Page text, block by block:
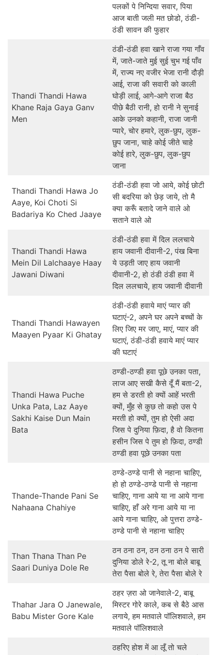
पलकों पे निन्दिया सवार, पिया
आज बाती जली मत छोडो, ठंडी-
ठंडी सावन की फुहार
Thandi Thandi Hawa
Khane Raja Gaya Ganv
Men
ठंडी-ठंडी हवा खाने राजा गया गाँव
में, जाते-जाते मुई सुई चुभ गई पाँव
में, राज्य नए वजीर भेजा रानी दौड़ी
आई, राजा की सवारी को काली
घोड़ी लाई, आगे-आगे राजा बैठ
पीछे बैठी रानी, हो रानी ने सुनाई
आके उनको कहानी, राजा जानी
प्यारे, चोर हमारे, लुक-छुप, लुक-
छुप जाना, चाहे कोई जीते चाहे
कोई हारे, लुक-छुप, लुक-छुप
जाना
Thandi Thandi Hawa Jo
Aaye, Koi Choti Si
Badariya Ko Ched Jaaye
ठंडी-ठंडी हवा जो आये, कोई छोटी
सी बदरिया को छेड़ जाये, तो मै
क्या करूँ बतादे जाने वाले ओ
सताने वाले ओ
Thandi Thandi Hawa
Mein Dil Lalchaaye Haay
Jawani Diwani
ठंडी-ठंडी हवा में दिल ललचाये
हाय जवानी दीवानी-2, पंख बिना
ये उड़ती जाए हाय जवानी
दीवानी-2, हो ठंडी ठंडी हवा में
दिल ललचाये, हाय जवानी दीवानी
Thandi Thandi Hawayen
Maayen Pyaar Ki Ghatay
ठंडी-ठंडी हवाये माएं प्यार की
घटाएं-2, अपने घर अपने बच्चों के
लिए जिए मर जाए, माएं, प्यार की
घटाएं, ठंडी-ठंडी हवाये माएं प्यार
की घटाएं
Thandi Hawa Puche
Unka Pata, Laz Aaye
Sakhi Kaise Dun Main
Bata
ठण्डी-ठण्डी हवा पूछे उनका पता,
लाज आए सखी कैसे दूँ मैं बता-2,
हम से डरती हो क्यों आहें भरती
क्यों, मुँह से कुछ तो कहो उस पे
मरती हो क्यों, तुम हो ऐसी अदा
जिस पे दुनिया फ़िदा, है वो कितना
हसीन जिस पे तुम हो फ़िदा, ठण्डी
ठण्डी हवा पूछे उनका पता
Thande-Thande Pani Se
Nahaana Chahiye
ठण्डे-ठण्डे पानी से नहाना चाहिए,
हो हो ठण्डे-ठण्डे पानी से नहाना
चाहिए, गाना आये या ना आये गाना
चाहिए, हाँ अरे गाना आये या ना
आये गाना चाहिए, ओ पुत्तरा ठण्डे-
ठण्डे पानी से नहाना चाहिए
Than Thana Than Pe
Saari Duniya Dole Re
ठन ठना ठन, ठन ठना ठन पे सारी
दुनिया डोले रे-2, तू ना बोले बाबू
तेरा पैसा बोले रे, तेरा पैसा बोले रे
Thahar Jara O Janewale,
Babu Mister Gore Kale
ठहर ज़रा ओ जानेवाले-2, बाबू
मिस्टर गोरे काले, कब से बैठे आस
लगाये, हम मतवाले पॉलिशवाले, हम
मतवाले पॉलिशवाले
ठहरिए होश में आ लूँ तो चले